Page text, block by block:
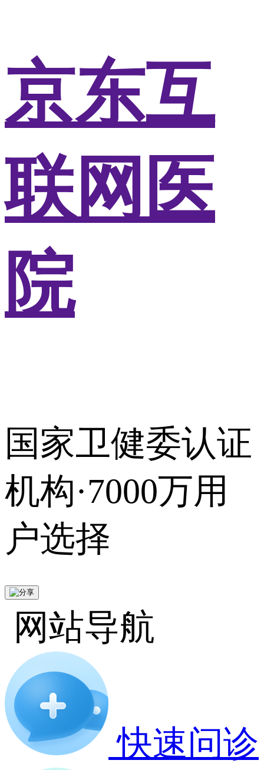
京东互
联网医
院
国家卫健委认证
机构·7000万用
户选择
网站导航
快速问诊